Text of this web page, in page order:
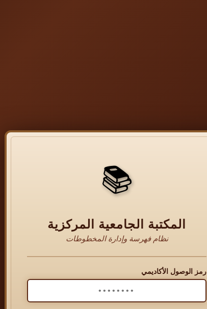
📚
المكتبة الجامعية المركزية
نظام فهرسة وإدارة المخطوطات
رمز الوصول الأكاديمي